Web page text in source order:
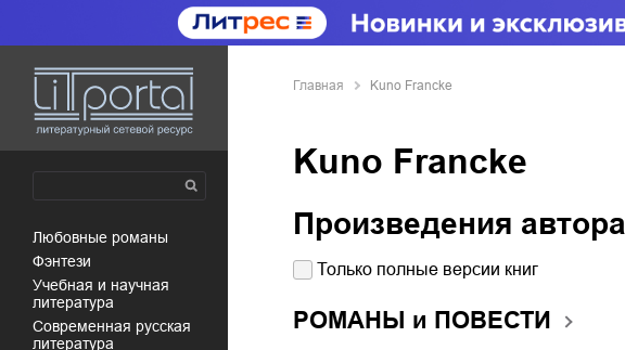
любовные романы
фэнтези
учебная и научная
литература
современная русская
литература
Главная Kuno Francke
Kuno Francke
Произведения автора
Только полные версии книг
РОМАНЫ и ПОВЕСТИ